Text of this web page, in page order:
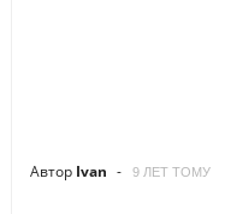
Автор Ivan 9 ЛЕТ ТОМУ